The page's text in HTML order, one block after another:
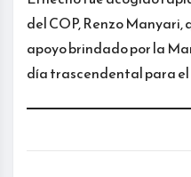
del COP, Renzo
apoyo brindado por la
día trascendental para